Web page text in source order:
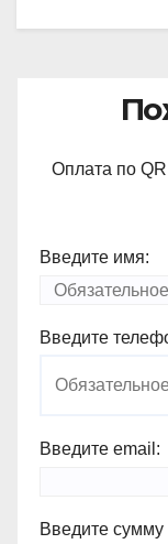
Оплата по
Введите имя:
Введите
Введите email:
Введите